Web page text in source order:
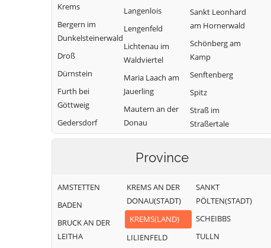
Krems
Bergern im
Dunkelsteinerwald
Droß
Dürnstein
Furth bei
Göttweig
Gedersdorf
Gföhl
Kammern
Langenlois
Lengenfeld
Lichtenau im
Waldviertel
Maria Laach am
Jauerling
Mautern an der
Donau
Mühldorf
Paudorf
Sankt Leonhard
am Hornerwald
Schönberg am
Kamp
Senftenberg
Spitz
Straß im
Straßertale
Stratzing
Weißenkirchen in
der Wachau
Province
AMSTETTEN
BADEN
BRUCK AN DER
LEITHA
KREMS AN DER
DONAU(STADT)
KREMS(LAND)
LILIENFELD
SANKT
PÖLTEN(STADT)
SCHEIBBS
TULLN